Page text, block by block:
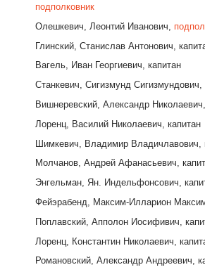
подполковник
Олешкевич, Леонтий Иванович,
Глинский, Станислав Антонович,
Вагель, Иван Георгиевич, капитан
Станкевич, Сигизмунд Сигизмундович,
Вишнеревский, Александр
Лоренц, Василий Николаевич, капитан
Шимкевич, Владимир Владичлавович,
Молчанов, Андрей Афанасьевич,
Энгельман, Ян. Индельфонсович,
Фейэрабенд, Максим-Илларион
Поплавский, Апполон Иосифивич,
Лоренц, Константин Николаевич,
Романовский, Александр Андреевич,